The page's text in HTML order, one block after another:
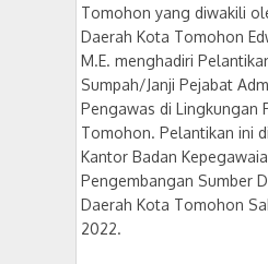
Tomohon yang diwakili
Daerah Kota Tomohon
M.E. menghadiri
Sumpah/Janji Pejabat
Pengawas di Lingkungan
Tomohon. Pelantikan ini
Kantor Badan
Pengembangan Sumber
Daerah Kota Tomohon
2022.